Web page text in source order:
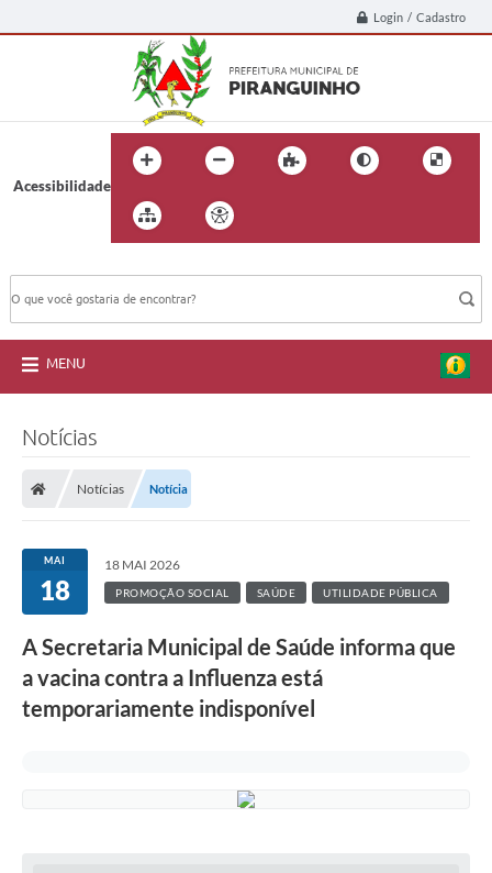
Login / Cadastro
Acessibilidade
MENU
Notícias
Notícias Notícia
MAI
18
18 MAI 2026
PROMOÇÃO SOCIAL SAÚDE UTILIDADE PÚBLICA
A Secretaria Municipal de Saúde informa que
a vacina contra a Influenza está
temporariamente indisponível